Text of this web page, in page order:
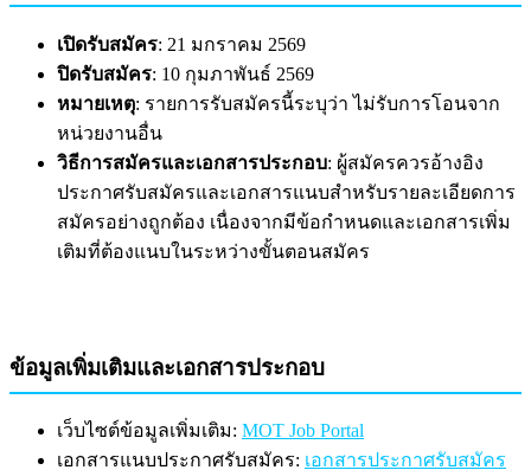
เปิดรับสมัคร: 21 มกราคม 2569
ปิดรับสมัคร: 10 กุมภาพันธ์ 2569
หมายเหตุ: รายการรับสมัครนี้ระบุว่า ไม่รับการโอนจาก
หน่วยงานอื่น
วิธีการสมัครและเอกสารประกอบ: ผู้สมัครควรอ้างอิง
ประกาศรับสมัครและเอกสารแนบสำหรับรายละเอียดการ
สมัครอย่างถูกต้อง เนื่องจากมีข้อกำหนดและเอกสารเพิ่ม
เติมที่ต้องแนบในระหว่างขั้นตอนสมัคร
ข้อมูลเพิ่มเติมและเอกสารประกอบ
เว็บไซต์ข้อมูลเพิ่มเติม: MOT Job Portal
เอกสารแนบประกาศรับสมัคร: เอกสารประกาศรับสมัคร